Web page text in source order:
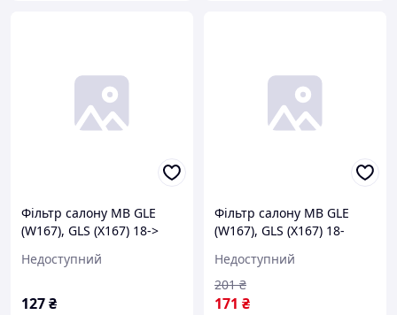
Фільтр салону MB GLE
(W167), GLS (X167) 18->
Недоступний
127₴
Фільтр салону MB GLE
(W167), GLS (X167) 18-
Недоступний
171 ₴
201 ₴